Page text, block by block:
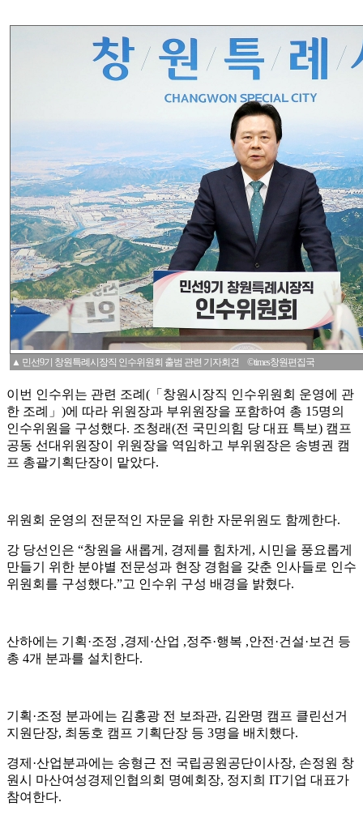
▲ 민선9기 창원특례시장직 인수위원회 출범 관련 기자회견 ©times창원편집국
이번 인수위는 관련 조례(「창원시장직 인수위원회 운영에 관
한 조례」)에 따라 위원장과 부위원장을 포함하여 총 15명의
인수위원을 구성했다. 조청래(전 국민의힘 당 대표 특보) 캠프
공동 선대위원장이 위원장을 역임하고 부위원장은 송병권 캠
프 총괄기획단장이 맡았다.
위원회 운영의 전문적인 자문을 위한 자문위원도 함께한다.
강 당선인은 “창원을 새롭게, 경제를 힘차게, 시민을 풍요롭게
만들기 위한 분야별 전문성과 현장 경험을 갖춘 인사들로 인수
위원회를 구성했다.”고 인수위 구성 배경을 밝혔다.
산하에는 기획·조정 ,경제·산업 ,정주·행복 ,안전·건설·보건 등
총 4개 분과를 설치한다.
기획·조정 분과에는 김홍광 전 보좌관, 김완명 캠프 클린선거
지원단장, 최동호 캠프 기획단장 등 3명을 배치했다.
경제·산업분과에는 송형근 전 국립공원공단이사장, 손정원 창
원시 마산여성경제인협의회 명예회장, 정지희 IT기업 대표가
참여한다.